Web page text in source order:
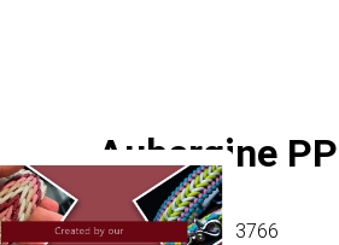
Aubergine
Artículo # MT013766